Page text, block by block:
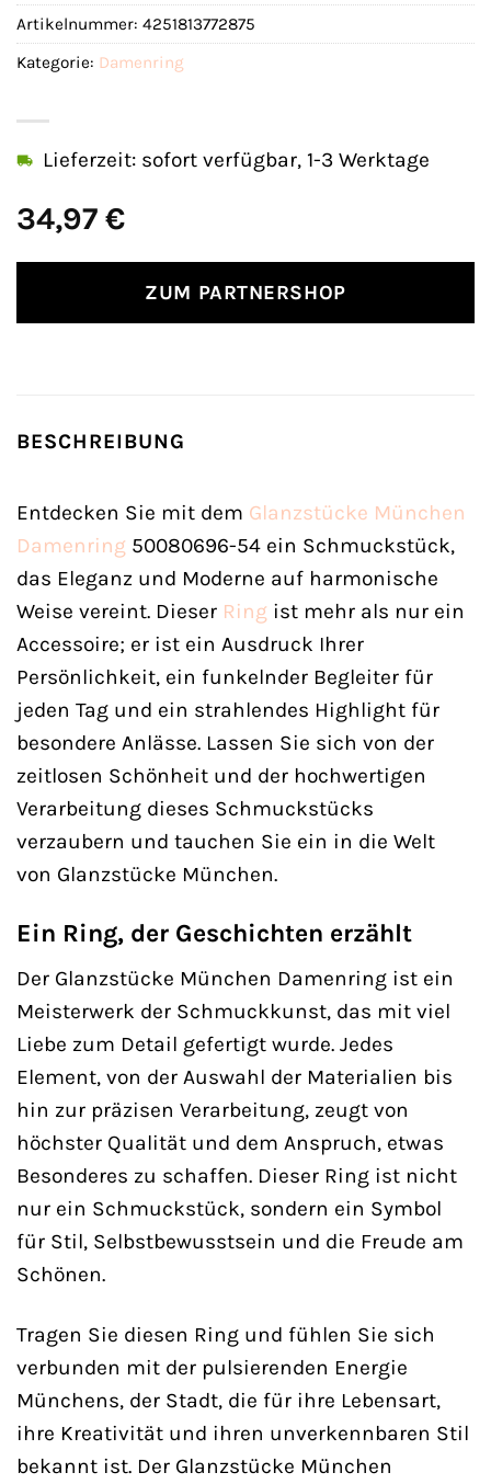
34,97 €
Lieferzeit: sofort verfügbar, 1-3 Werktage
ZUM PARTNERSHOP
Artikelnummer: 4251813772875
Kategorie: Damenring
BESCHREIBUNG
Entdecken Sie mit dem Glanzstücke München
Damenring 50080696-54 ein Schmuckstück,
das Eleganz und Moderne auf harmonische
Weise vereint. Dieser Ring ist mehr als nur ein
Accessoire; er ist ein Ausdruck Ihrer
Persönlichkeit, ein funkelnder Begleiter für
jeden Tag und ein strahlendes Highlight für
besondere Anlässe. Lassen Sie sich von der
zeitlosen Schönheit und der hochwertigen
Verarbeitung dieses Schmuckstücks
verzaubern und tauchen Sie ein in die Welt
von Glanzstücke München.
Ein Ring, der Geschichten erzählt
Der Glanzstücke München Damenring ist ein
Meisterwerk der Schmuckkunst, das mit viel
Liebe zum Detail gefertigt wurde. Jedes
Element, von der Auswahl der Materialien bis
hin zur präzisen Verarbeitung, zeugt von
höchster Qualität und dem Anspruch, etwas
Besonderes zu schaffen. Dieser Ring ist nicht
nur ein Schmuckstück, sondern ein Symbol
für Stil, Selbstbewusstsein und die Freude am
Schönen.
Tragen Sie diesen Ring und fühlen Sie sich
verbunden mit der pulsierenden Energie
Münchens, der Stadt, die für ihre Lebensart,
ihre Kreativität und ihren unverkennbaren Stil
bekannt ist. Der Glanzstücke München